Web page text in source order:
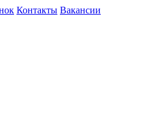
Контакты Вакансии